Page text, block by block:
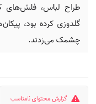
طراح لباس، فلش‌های
گلدوزی کرده بود،
چشمک می‌زدند.
گزارش محتوای نامناسب